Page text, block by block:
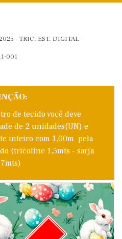
- TRIC. EST. DIGITAL -
001
de tecido você deve
de 2 unidades(UN) e
inteiro com 1,00m pela
(tricoline 1,5mts - sarja